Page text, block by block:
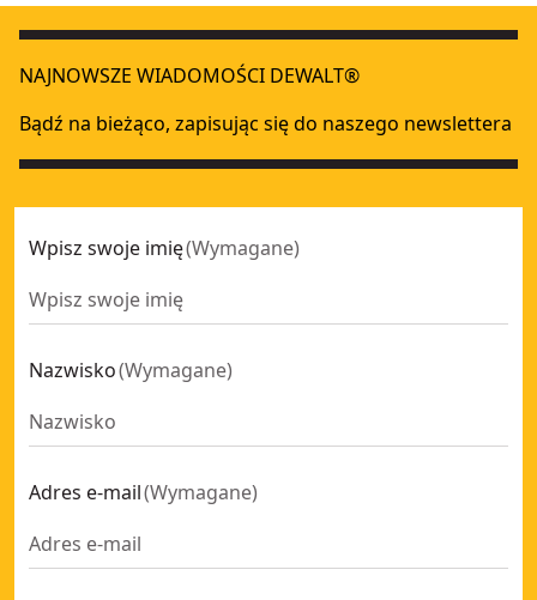
NAJNOWSZE WIADOMOŚCI DEWALT®
Bądź na bieżąco, zapisując się do naszego newslettera
Wpisz swoje imię(Wymagane)
Nazwisko(Wymagane)
Adres e-mail(Wymagane)